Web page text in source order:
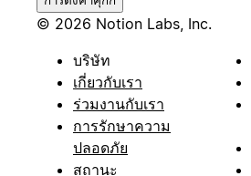
© 2026 Notion Labs, Inc.
บริษัท
เกี่ยวกับเรา
ร่วมงานกับเรา
การรักษาความ
ปลอดภัย
สถานะ